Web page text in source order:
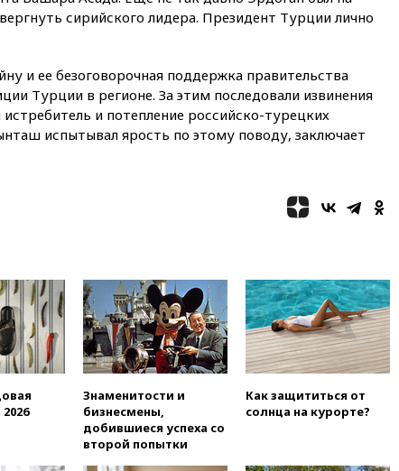
управлении аэропортом
Шереметьево
автобусу в Запорожской
области
17:25 В аэропортах Сочи и
Геленджика сняты
пострадавшему от атак на
склады Wildberries бизнесу
условно
16:46
ЦБ: международные
резервы России снизились
16:35
На восстановление
Херсонской области направят
The Guardian: ученые
США создали
сирийского лидера. Президент Турции лично
и ее безоговорочная поддержка правительства
Турции в регионе. За этим последовали извинения
и потепление российско-турецких
испытывал ярость по этому поводу, заключает
Знаменитости и
бизнесмены,
добившиеся успеха со
второй попытки
Как защититься от
солнца на курорте?